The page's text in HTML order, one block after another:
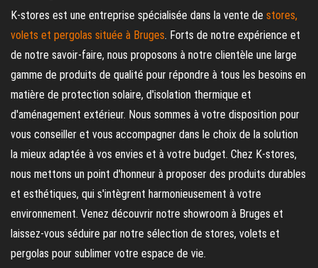
K-stores est une entreprise spécialisée dans la vente de stores,
volets et pergolas située à Bruges. Forts de notre expérience et
de notre savoir-faire, nous proposons à notre clientèle une large
gamme de produits de qualité pour répondre à tous les besoins en
matière de protection solaire, d'isolation thermique et
d'aménagement extérieur. Nous sommes à votre disposition pour
vous conseiller et vous accompagner dans le choix de la solution
la mieux adaptée à vos envies et à votre budget. Chez K-stores,
nous mettons un point d'honneur à proposer des produits durables
et esthétiques, qui s'intègrent harmonieusement à votre
environnement. Venez découvrir notre showroom à Bruges et
laissez-vous séduire par notre sélection de stores, volets et
pergolas pour sublimer votre espace de vie.